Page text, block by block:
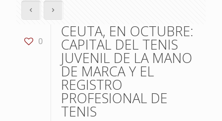
0
CEUTA, EN OCTUBRE:
CAPITAL DEL TENIS
JUVENIL DE LA MANO
DE MARCA Y EL
REGISTRO
PROFESIONAL DE
TENIS